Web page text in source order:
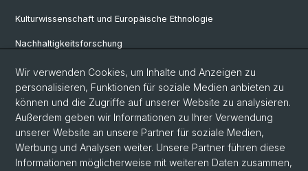
Kulturwissenschaft und Europäische Ethnologie
Nachhaltigkeitsforschung
Nahoststudien
Soziologie
Urban Studies
Social Media
Wir verwenden Cookies, um Inhalte und Anzeigen zu
personalisieren, Funktionen für soziale Medien anbieten zu
können und die Zugriffe auf unserer Website zu analysieren.
Außerdem geben wir Informationen zu Ihrer Verwendung
unserer Website an unsere Partner für soziale Medien,
Werbung und Analysen weiter. Unsere Partner führen diese
Informationen möglicherweise mit weiteren Daten zusammen,